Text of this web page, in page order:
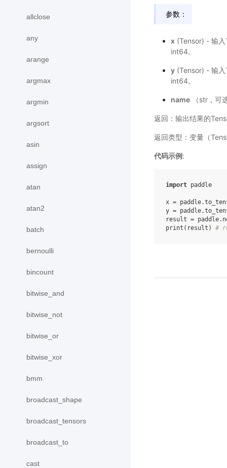
allclose
any
arange
argmax
argmin
argsort
asin
assign
atan
atan2
batch
bernoulli
bincount
bitwise_and
bitwise_not
bitwise_or
bitwise_xor
bmm
broadcast_shape
broadcast_tensors
broadcast_to
cast
参数：
x (Tensor) - 输
int64。
y(Tensor) - 输入
int64。
name（str，可
返回：输出结果的
返回类型：变量（
代码示例:
import paddle
x = paddle.
y = paddle.
result = paddle.
print ( result ) #